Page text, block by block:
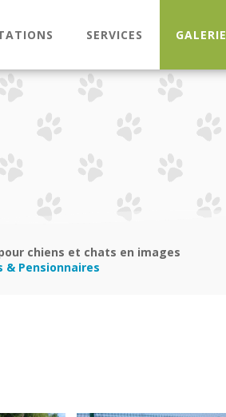
SERVICES GALERIE
chiens et chats en images
Pensionnaires